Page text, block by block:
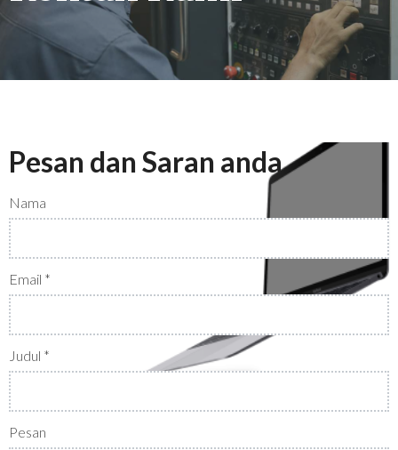
Pesan dan Saran anda
Nama
Email *
Judul *
Pesan